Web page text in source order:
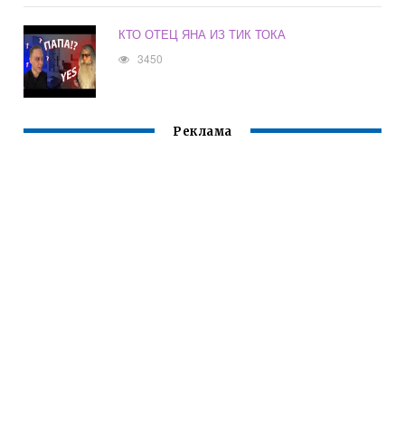
КТО ОТЕЦ ЯНА ИЗ ТИК ТОКА
3450
Реклама